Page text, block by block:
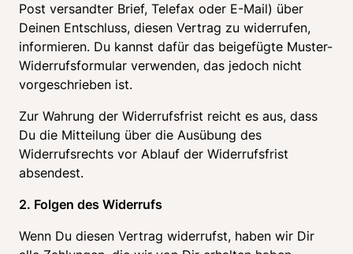
Post versandter Brief, Telefax oder E-Mail) über
Deinen Entschluss, diesen Vertrag zu widerrufen,
informieren. Du kannst dafür das beigefügte Muster-
Widerrufsformular verwenden, das jedoch nicht
vorgeschrieben ist.
Zur Wahrung der Widerrufsfrist reicht es aus, dass
Du die Mitteilung über die Ausübung des
Widerrufsrechts vor Ablauf der Widerrufsfrist
absendest.
2. Folgen des Widerrufs
Wenn Du diesen Vertrag widerrufst, haben wir Dir